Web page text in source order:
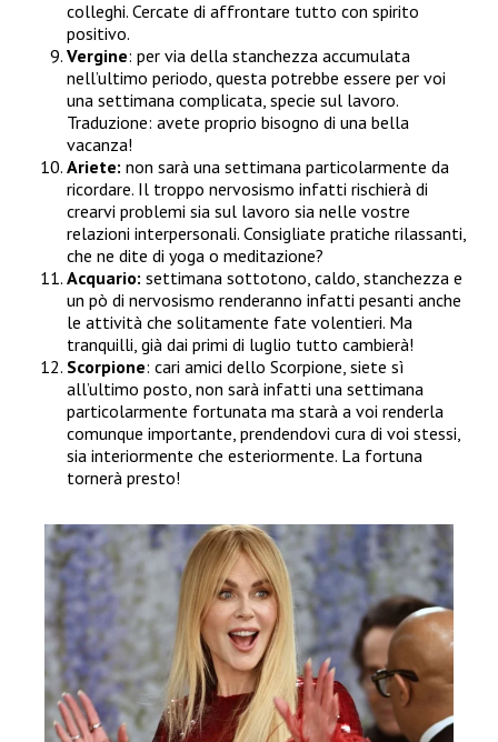
colleghi. Cercate di affrontare tutto con spirito
positivo.
Vergine: per via della stanchezza accumulata
nell’ultimo periodo, questa potrebbe essere per voi
una settimana complicata, specie sul lavoro.
Traduzione: avete proprio bisogno di una bella
vacanza!
Ariete: non sarà una settimana particolarmente da
ricordare. Il troppo nervosismo infatti rischierà di
crearvi problemi sia sul lavoro sia nelle vostre
relazioni interpersonali. Consigliate pratiche rilassanti,
che ne dite di yoga o meditazione?
Acquario: settimana sottotono, caldo, stanchezza e
un pò di nervosismo renderanno infatti pesanti anche
le attività che solitamente fate volentieri. Ma
tranquilli, già dai primi di luglio tutto cambierà!
Scorpione: cari amici dello Scorpione, siete sì
all’ultimo posto, non sarà infatti una settimana
particolarmente fortunata ma starà a voi renderla
comunque importante, prendendovi cura di voi stessi,
sia interiormente che esteriormente. La fortuna
tornerà presto!